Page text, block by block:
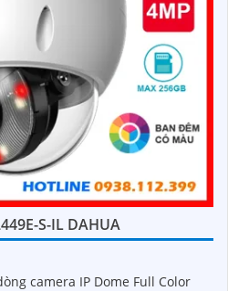
S-IL DAHUA
camera IP Dome Full Color